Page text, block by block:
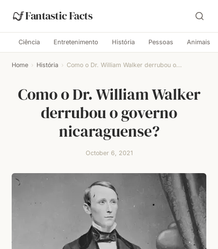
Fantastic Facts
Ciência Entretenimento História Pessoas Animais
Home › História › Como o Dr. William Walker derrubou o...
Como o Dr. William Walker
derrubou o governo
nicaraguense?
October 6, 2021